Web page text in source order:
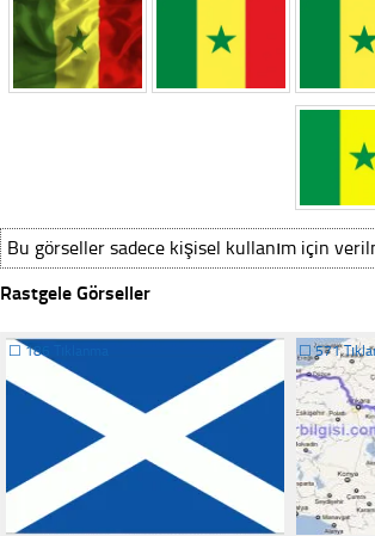
Bu görseller sadece kişisel kullanım için
Rastgele Görseller
☐186 Tıklanma ☐571